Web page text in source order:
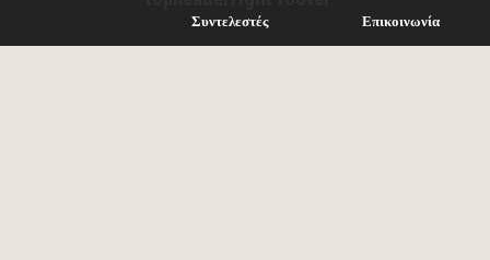
Συντελεστές Επικοινωνία